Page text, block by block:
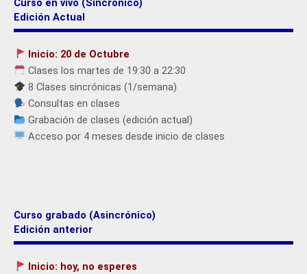
Curso en vivo (Sincrónico)
Edición Actual
Inicio: 20 de Octubre
Clases los martes de 19:30 a 22:30
8 Clases sincrónicas (1/semana)
Consultas en clases
Grabación de clases (edición actual)
Acceso por 4 meses desde inicio de clases
Curso grabado (Asincrónico)
Edición anterior
Inicio: hoy, no esperes